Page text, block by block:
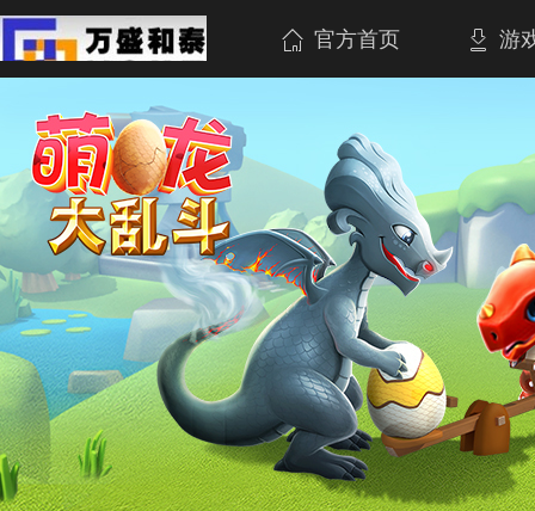
官方首页 游